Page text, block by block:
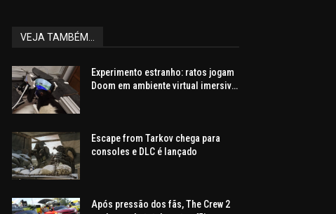
VEJA TAMBÉM...
Experimento estranho: ratos jogam
Doom em ambiente virtual imersivo
Escape from Tarkov chega para
consoles e DLC é lançado
Após pressão dos fãs, The Crew 2